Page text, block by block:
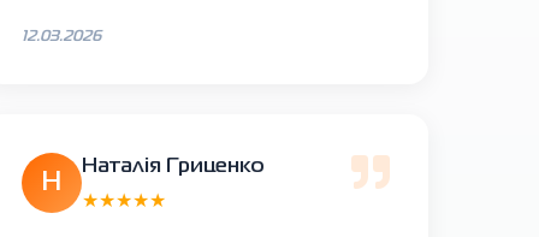
12.03.2026
Н
Наталія Гриценко
★★★★★